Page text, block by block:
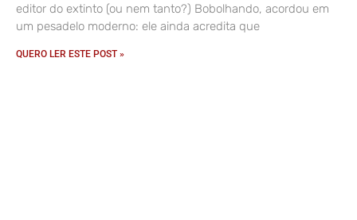
editor do extinto (ou nem tanto?) Bobolhando, acordou em
um pesadelo moderno: ele ainda acredita que
QUERO LER ESTE POST »